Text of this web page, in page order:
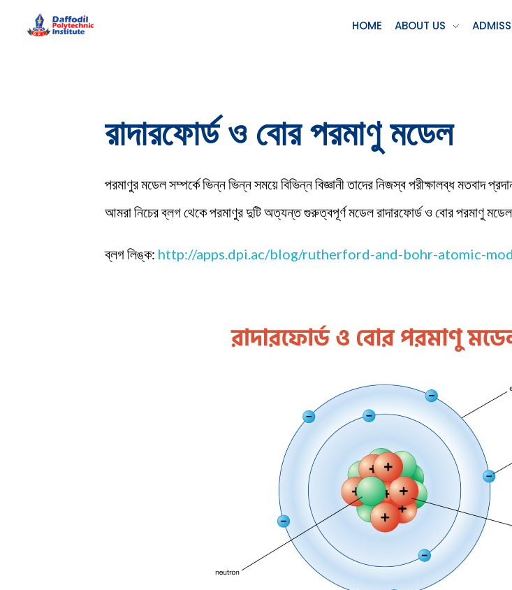
HOME ABOUT US
রাদারফোর্ড ও বোর পরমাণু মডেল
পরমাণুর মডেল সম্পর্কে ভিন্ন ভিন্ন সময়ে বিভিন্ন বিজ্ঞানী তাদের নিজস্ব পরীক্ষালব্ধ
আমরা নিচের ব্লগ থেকে পরমাণুর দুটি অত্যন্ত গুরুত্বপূর্ণ মডেল রাদারফোর্ড ও বোর পরমাণু
ব্লগ লিঙ্ক: http://apps.dpi.ac/blog/rutherford-and-bohr-atomic-